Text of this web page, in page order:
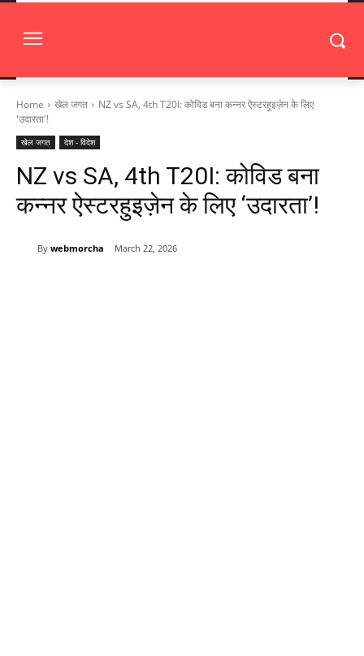
Home खेल जगत
NZ vs SA, 4th T20I: कोविड बना कन्नर ऐस्टरहुइज़ेन के लिए
'उदारता'!
खेल जगत देश - विदेश
NZ vs SA, 4th T20I: कोविड बना
कन्नर ऐस्टरहुइज़ेन के लिए ‘उदारता’!
By webmorcha March 22, 2026